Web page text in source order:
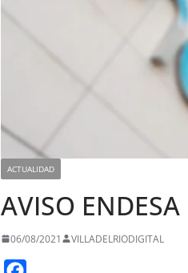
ACTUALIDAD
AVISO
06/08/2021 VILLADELRIODIGITAL